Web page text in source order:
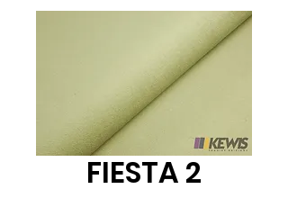
FIESTA 2